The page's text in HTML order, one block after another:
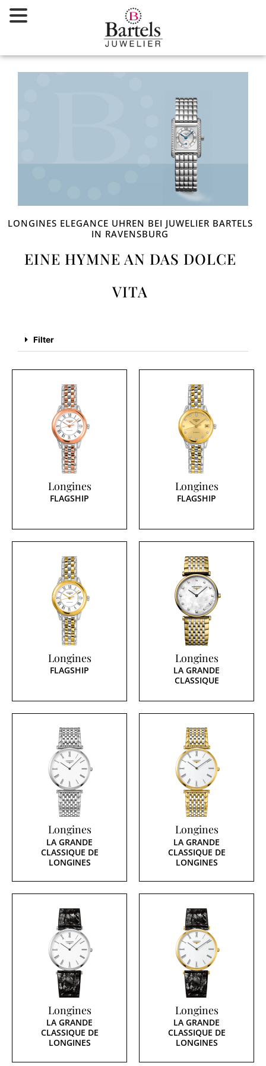
Inhalt
LONGINES ELEGANCE UHREN BEI JUWELIER BARTELS
IN RAVENSBURG
EINE HYMNE AN DAS DOLCE
VITA
Filter
Longines
FLAGSHIP
Longines
FLAGSHIP
Longines
FLAGSHIP
Longines
LA GRANDE
CLASSIQUE
Longines
LA GRANDE
CLASSIQUE DE
LONGINES
Longines
LA GRANDE
CLASSIQUE DE
LONGINES
Longines
LA GRANDE
CLASSIQUE DE
LONGINES
Longines
LA GRANDE
CLASSIQUE DE
LONGINES